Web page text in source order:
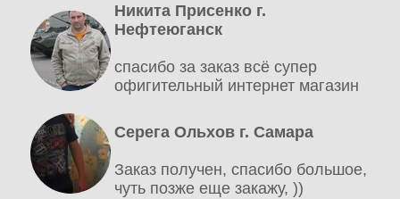
Никита Присенко г.
Нефтеюганск
спасибо за заказ всё супер
офигительный интернет магазин
Серега Ольхов г. Самара
Заказ получен, спасибо большое,
чуть позже еще закажу, ))